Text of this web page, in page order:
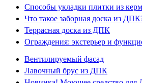
Способы укладки плитки из
Что такое заборная доска из
Террасная доска из ДПК
Ограждения: экстерьер и
Вентилируемый фасад
Лавочный брус из ДПК